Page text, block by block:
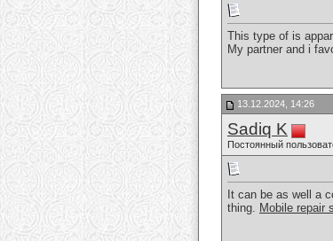
This type of is
My partner and i
13.12.2024, 14:26
Sadiq K
Постоянный
It can be as well a
thing. Mobile repair